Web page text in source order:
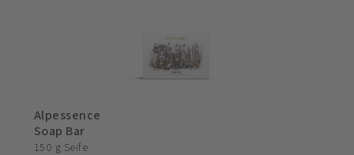
Alpessence
Soap Bar
150 g Seife